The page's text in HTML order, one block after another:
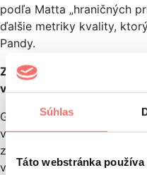
Súhlas
Táto webstránka
podľa Matta „hraničných
ďalšie metriky kvality,
Pandy.
Zníženie počtu výsledkov
vyhľadávania
Google chce výsledky na
viac diverzifikovať. Tým
z jednej domény na prvej
výsledkov budete stále